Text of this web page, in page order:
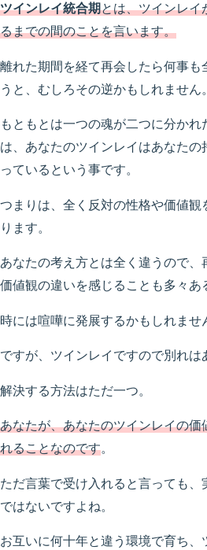
ツインレイ統合期とは、ツインレイ
るまでの間のことを言います。
離れた期間を経て再会したら何事も
うと、むしろその逆かもしれません。
もともとは一つの魂が二つに分か
は、あなたのツインレイはあなた
っているという事です。
つまりは、全く反対の性格や価値観
ります。
あなたの考え方とは全く違うので
価値観の違いを感じることも多々あ
時には喧嘩に発展するかもしれませ
ですが、ツインレイですので別れは
解決する方法はただ一つ。
あなたが、あなたのツインレイの価
れることなのです。
ただ言葉で受け入れると言っても、
ではないですよね。
お互いに何十年と違う環境で育ち、